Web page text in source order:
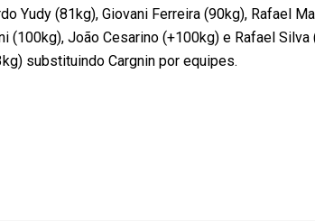
Yudy (81kg), Giovani Ferreira (90kg), Rafael
(100kg), João Cesarino (+100kg) e Rafael
substituindo Cargnin por equipes.